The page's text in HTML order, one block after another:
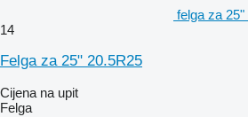
felga za 25"
14
Felga za 25" 20.5R25
Cijena na upit
Felga